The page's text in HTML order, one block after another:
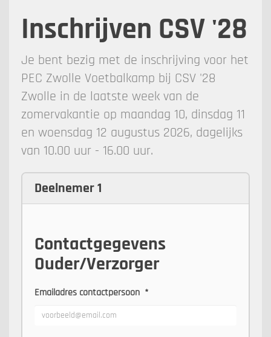
Inschrijven CSV '28
Je bent bezig met de inschrijving voor het
PEC Zwolle Voetbalkamp bij CSV '28
Zwolle in de laatste week van de
zomervakantie op maandag 10, dinsdag 11
en woensdag 12 augustus 2026, dagelijks
van 10.00 uur - 16.00 uur.
Deelnemer 1
Contactgegevens
Ouder/Verzorger
Emailadres contactpersoon *